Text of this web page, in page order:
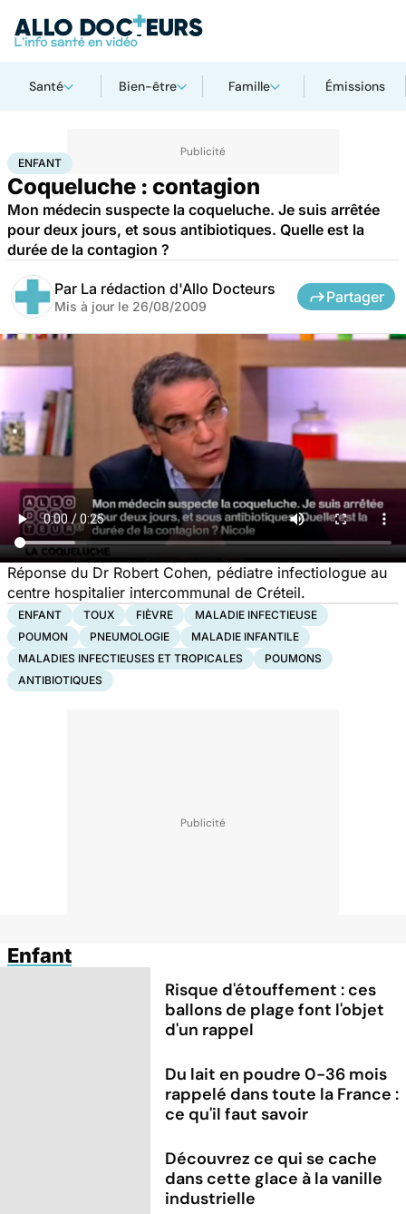
Santé Bien-être Famille Émissions
AccueilFamille
ENFANT
Coqueluche : contagion
Mon médecin suspecte la coqueluche. Je suis arrêtée
pour deux jours, et sous antibiotiques. Quelle est la
durée de la contagion ?
Par La rédaction d'Allo Docteurs
Mis à jour le 26/08/2009
Partager
Réponse du Dr Robert Cohen, pédiatre infectiologue au
centre hospitalier intercommunal de Créteil.
ENFANT TOUX FIÈVRE
MALADIE INFECTIEUSE
POUMON
PNEUMOLOGIE
MALADIE INFANTILE
MALADIES INFECTIEUSES ET TROPICALES
POUMONS
ANTIBIOTIQUES
Enfant
Risque d'étouffement : ces
ballons de plage font l'objet
d'un rappel
Du lait en poudre 0-36 mois
rappelé dans toute la France :
ce qu'il faut savoir
Découvrez ce qui se cache
dans cette glace à la vanille
industrielle